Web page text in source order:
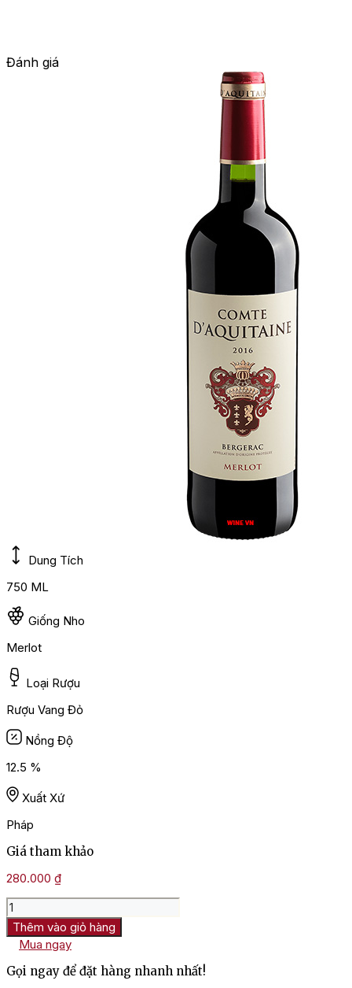
Đánh giá
Dung Tích
750 ML
Giống Nho
Merlot
Loại Rượu
Rượu Vang Đỏ
Nồng Độ
12.5 %
Xuất Xứ
Pháp
Giá tham khảo
280.000 ₫
Rượu
Vang
Pháp
Comte
D'Aquitaine
Bergerac
Thêm vào giỏ hàng
Mua ngay
Gọi ngay để đặt hàng nhanh nhất!